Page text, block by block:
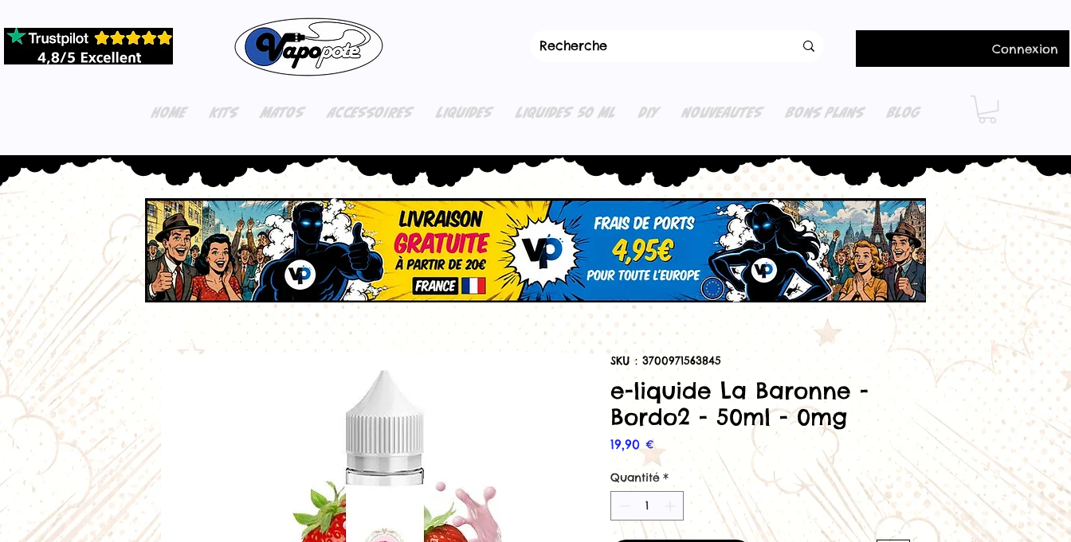
Connexion
HOME KITS MATOS ACCESSOIRES LIQUIDES LIQUIDES 50 ML DIY NOUVEAUTES BONS PLANS BLOG
SKU : 3700971563845
e-liquide La Baronne -
Bordo2 - 50ml - 0mg
19,90 €Prix
Quantité *